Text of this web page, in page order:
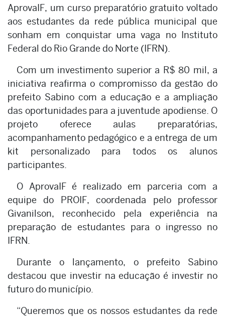
AprovaIF, um curso preparatório gratuito voltado
aos estudantes da rede pública municipal que
sonham em conquistar uma vaga no Instituto
Federal do Rio Grande do Norte (IFRN).
Com um investimento superior a R$ 80 mil, a
iniciativa reafirma o compromisso da gestão do
prefeito Sabino com a educação e a ampliação
das oportunidades para a juventude apodiense. O
projeto oferece aulas preparatórias,
acompanhamento pedagógico e a entrega de um
kit personalizado para todos os alunos
participantes.
O AprovaIF é realizado em parceria com a
equipe do PROIF, coordenada pelo professor
Givanilson, reconhecido pela experiência na
preparação de estudantes para o ingresso no
IFRN.
Durante o lançamento, o prefeito Sabino
destacou que investir na educação é investir no
futuro do município.
“Queremos que os nossos estudantes da rede